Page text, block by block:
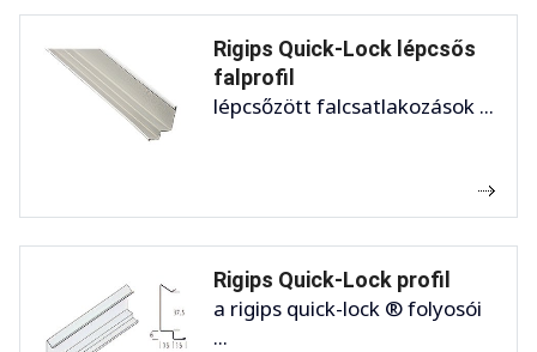
Rigips Quick-Lock lépcsős
falprofil
lépcsőzött falcsatlakozások ...
Rigips Quick-Lock profil
a rigips quick-lock ® folyosói
...